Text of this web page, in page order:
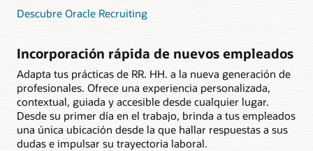
Descubre Oracle Recruiting
Incorporación rápida de nuevos empleados
Adapta tus prácticas de RR. HH. a la nueva generación de
profesionales. Ofrece una experiencia personalizada,
contextual, guiada y accesible desde cualquier lugar.
Desde su primer día en el trabajo, brinda a tus empleados
una única ubicación desde la que hallar respuestas a sus
dudas e impulsar su trayectoria laboral.